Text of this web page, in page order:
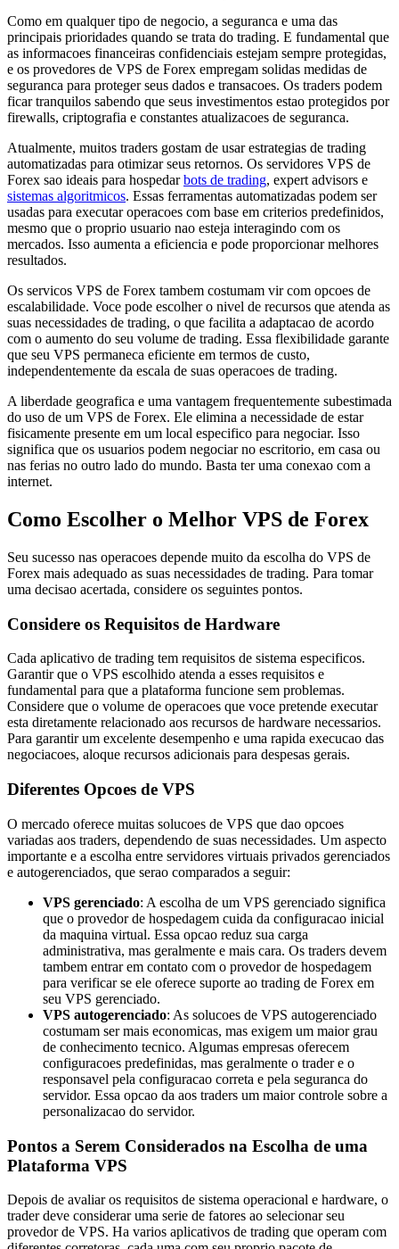
Como em qualquer tipo de negocio, a seguranca e uma das
principais prioridades quando se trata do trading. E fundamental que
as informacoes financeiras confidenciais estejam sempre protegidas,
e os provedores de VPS de Forex empregam solidas medidas de
seguranca para proteger seus dados e transacoes. Os traders podem
ficar tranquilos sabendo que seus investimentos estao protegidos por
firewalls, criptografia e constantes atualizacoes de seguranca.
Atualmente, muitos traders gostam de usar estrategias de trading
automatizadas para otimizar seus retornos. Os servidores VPS de
Forex sao ideais para hospedarbots de trading, expert advisors e
sistemas algoritmicos. Essas ferramentas automatizadas podem ser
usadas para executar operacoes com base em criterios predefinidos,
mesmo que o proprio usuario nao esteja interagindo com os
mercados. Isso aumenta a eficiencia e pode proporcionar melhores
resultados.
Os servicos VPS de Forex tambem costumam vir com opcoes de
escalabilidade. Voce pode escolher o nivel de recursos que atenda as
suas necessidades de trading, o que facilita a adaptacao de acordo
com o aumento do seu volume de trading. Essa flexibilidade garante
que seu VPS permaneca eficiente em termos de custo,
independentemente da escala de suas operacoes de trading.
A liberdade geografica e uma vantagem frequentemente subestimada
do uso de um VPS de Forex. Ele elimina a necessidade de estar
fisicamente presente em um local especifico para negociar. Isso
significa que os usuarios podem negociar no escritorio, em casa ou
nas ferias no outro lado do mundo. Basta ter uma conexao com a
internet.
Como Escolher o Melhor VPS de Forex
Seu sucesso nas operacoes depende muito da escolha do VPS de
Forex mais adequado as suas necessidades de trading. Para tomar
uma decisao acertada, considere os seguintes pontos.
Considere os Requisitos de Hardware
Cada aplicativo de trading tem requisitos de sistema especificos.
Garantir que o VPS escolhido atenda a esses requisitos e
fundamental para que a plataforma funcione sem problemas.
Considere que o volume de operacoes que voce pretende executar
esta diretamente relacionado aos recursos de hardware necessarios.
Para garantir um excelente desempenho e uma rapida execucao das
negociacoes, aloque recursos adicionais para despesas gerais.
Diferentes Opcoes de VPS
O mercado oferece muitas solucoes de VPS que dao opcoes
variadas aos traders, dependendo de suas necessidades. Um aspecto
importante e a escolha entre servidores virtuais privados gerenciados
e autogerenciados, que serao comparados a seguir:
VPS gerenciado: A escolha de um VPS gerenciado significa
que o provedor de hospedagem cuida da configuracao inicial
da maquina virtual. Essa opcao reduz sua carga
administrativa, mas geralmente e mais cara. Os traders devem
tambem entrar em contato com o provedor de hospedagem
para verificar se ele oferece suporte ao trading de Forex em
seu VPS gerenciado.
VPS autogerenciado: As solucoes de VPS autogerenciado
costumam ser mais economicas, mas exigem um maior grau
de conhecimento tecnico. Algumas empresas oferecem
configuracoes predefinidas, mas geralmente o trader e o
responsavel pela configuracao correta e pela seguranca do
servidor. Essa opcao da aos traders um maior controle sobre a
personalizacao do servidor.
Pontos a Serem Considerados na Escolha de uma
Plataforma VPS
Depois de avaliar os requisitos de sistema operacional e hardware, o
trader deve considerar uma serie de fatores ao selecionar seu
provedor de VPS. Ha varios aplicativos de trading que operam com